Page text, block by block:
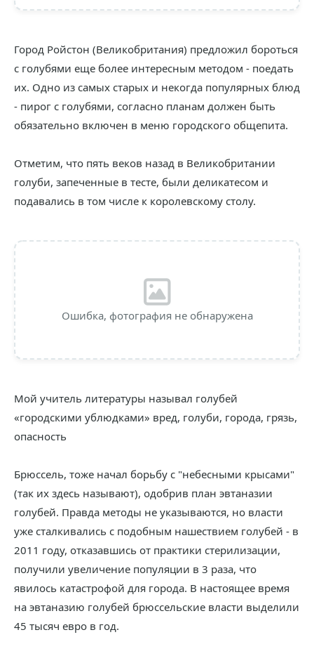
Город Ройстон (Великобритания) предложил бороться
с голубями еще более интересным методом - поедать
их. Одно из самых старых и некогда популярных блюд
- пирог с голубями, согласно планам должен быть
обязательно включен в меню городского общепита.
Отметим, что пять веков назад в Великобритании
голуби, запеченные в тесте, были деликатесом и
подавались в том числе к королевскому столу.
Ошибка, фотография не обнаружена
Мой учитель литературы называл голубей
«городскими ублюдками» вред, голуби, города, грязь,
опасность
Брюссель, тоже начал борьбу с "небесными крысами"
(так их здесь называют), одобрив план эвтаназии
голубей. Правда методы не указываются, но власти
уже сталкивались с подобным нашествием голубей - в
2011 году, отказавшись от практики стерилизации,
получили увеличение популяции в 3 раза, что
явилось катастрофой для города. В настоящее время
на эвтаназию голубей брюссельские власти выделили
45 тысяч евро в год.